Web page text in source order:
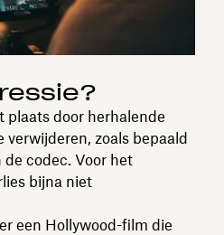
plaats door herhalende
verwijderen, zoals bepaald
codec. Voor het
bijna niet
een Hollywood-film die